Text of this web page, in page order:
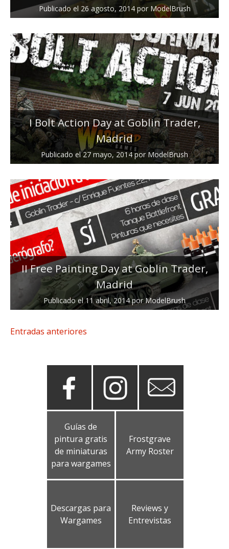
Publicado el 26 agosto, 2014por ModelBrush
I Bolt Action Day at Goblin Trader,
Madrid
Publicado el27 mayo, 2014por ModelBrush
II Free Painting Day at Goblin Trader,
Madrid
Publicado el11 abril, 2014porModelBrush
Navegación
entradas
Entradas anteriores
Guías de
pintura gratis
de miniaturas
para wargames
Frostgrave
Army Roster
Descargas para
Wargames
Reviews y
Entrevistas